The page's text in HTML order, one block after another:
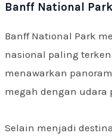
Banff National Park
Banff National Park
nasional paling
menawarkan
megah dengan udara
Selain menjadi